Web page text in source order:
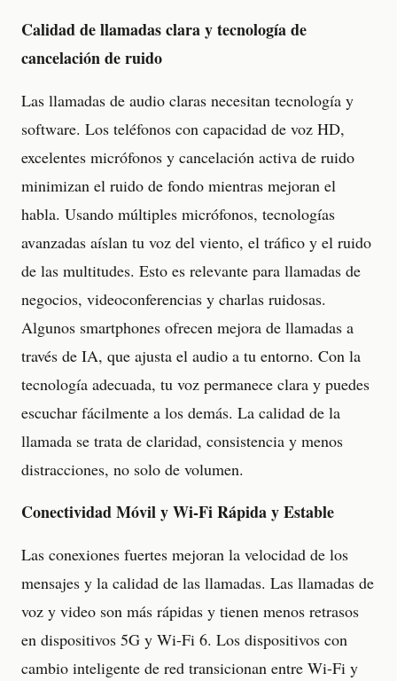
Calidad de llamadas clara y tecnología de
cancelación de ruido
Las llamadas de audio claras necesitan tecnología y
software. Los teléfonos con capacidad de voz HD,
excelentes micrófonos y cancelación activa de ruido
minimizan el ruido de fondo mientras mejoran el
habla. Usando múltiples micrófonos, tecnologías
avanzadas aíslan tu voz del viento, el tráfico y el ruido
de las multitudes. Esto es relevante para llamadas de
negocios, videoconferencias y charlas ruidosas.
Algunos smartphones ofrecen mejora de llamadas a
través de IA, que ajusta el audio a tu entorno. Con la
tecnología adecuada, tu voz permanece clara y puedes
escuchar fácilmente a los demás. La calidad de la
llamada se trata de claridad, consistencia y menos
distracciones, no solo de volumen.
Conectividad Móvil y Wi-Fi Rápida y Estable
Las conexiones fuertes mejoran la velocidad de los
mensajes y la calidad de las llamadas. Las llamadas de
voz y video son más rápidas y tienen menos retrasos
en dispositivos 5G y Wi-Fi 6. Los dispositivos con
cambio inteligente de red transicionan entre Wi-Fi y